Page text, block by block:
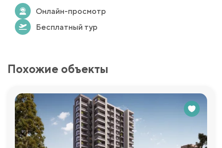
Онлайн-просмотр
Бесплатный тур
Похожие объекты